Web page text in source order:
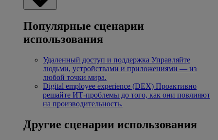
Популярные сценарии
использования
Удаленный доступ и поддержка Управляйте
людьми, устройствами и приложениями — из
любой точки мира.
Digital employee experience (DEX) Проактивно
решайте ИТ-проблемы до того, как они повлияют
на производительность.
Другие сценарии использования